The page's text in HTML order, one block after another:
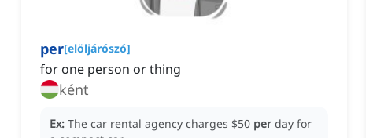
per[elöljárószó]
for one person or thing
ként
Ex: The car rental agency charges $50 per day for